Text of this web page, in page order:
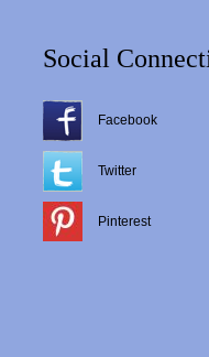
Social
Facebook
Twitter
Pinterest